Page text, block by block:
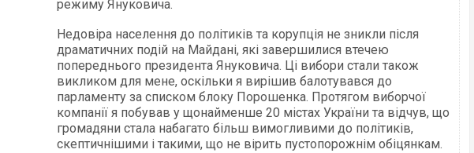
режиму Януковича.
Недовіра населення до політиків та корупція не зникли після
драматичних подій на Майдані, які завершилися втечею
попереднього президента Януковича. Ці вибори стали також
викликом для мене, оскільки я вирішив балотувався до
парламенту за списком блоку Порошенка. Протягом виборчої
компанії я побував у щонайменше 20 містах України та відчув, що
громадяни стала набагато більш вимогливими до політиків,
скептичнішими і такими, що не вірить пустопорожнім обіцянкам.